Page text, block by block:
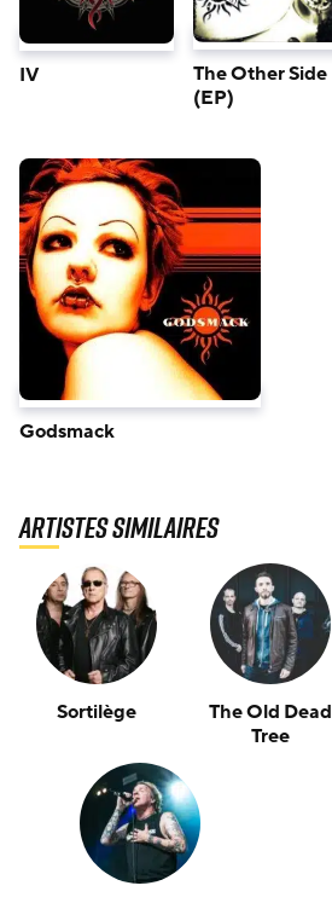
IV
The Other Side
(EP)
Godsmack
Artistes similaires
Sortilège
The Old Dead
Tree